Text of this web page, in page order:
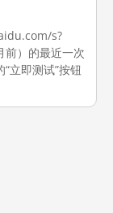
s?
）的最近一次
立即测试”按钮